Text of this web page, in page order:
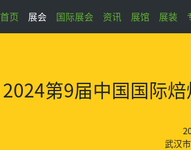
首页 展会 国际展会 资讯 展馆 展装
2024第9届中国国际
武汉